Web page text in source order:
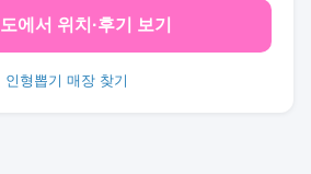
에서 위치·후기 보기
형뽑기 매장 찾기